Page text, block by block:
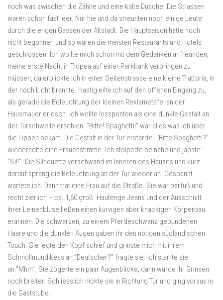
noch was zwischen die Zähne und eine kalte Dusche. Die Strassen
waren schon fast leer. Nur hie und da streunten noch einige Leute
durch die engen Gassen der Altstadt. Die Hauptsaison hatte noch
nicht begonnen und so waren die meisten Restaurants und Hotels
geschlossen. Ich wollte mich schon mit dem Gedanken anfreunden,
meine erste Nacht in Tropea auf einer Parkbank verbringen zu
müssen, da erblickte ich in einer Seitenstrasse eine kleine Trattoria, in
der noch Licht brannte. Hastig eilte ich auf den offenen Eingang zu,
als gerade die Beleuchtung der kleinen Reklametafel an der
Hausmauer erlosch. Ich wollte lossprinten als eine dunkle Gestalt an
der Türschwelle erschien. “Bitte! Spaghetti!” war alles was ich über
die Lippen bekam. Die Gestalt in der Tür erstarrte. “Bitte Spaghetti?”
wiederholte eine Frauenstimme. Ich stolperte beinahe und japste:
“Si!!”. Die Silhouette verschwand im Inneren des Hauses und kurz
darauf sprang die Beleuchtung an der Tür wieder an. Gespannt
wartete ich. Dann trat eine Frau auf die Straße. Sie war barfuß und
recht zierlich – ca. 1,60 groß. Hautenge Jeans und der Ausschnitt
ihrer Leinenbluse ließen einen kurvigen aber knackigen Körperbau
erahnen. Die schwarzen, zu einem Pferdeschwanz gebundenen
Haare und die dunklen Augen gaben ihr den nötigen südländischen
Touch. Sie legte den Kopf schief und grinste mich mit ihrem
Schmollmund kess an:”Deutscher?” fragte sie. Ich starrte sie
an:”Mhm”. Sie zögerte ein paar Augenblicke, dann wurde ihr Grinsen
noch breiter. Schliesslich nickte sie in Richtung Tür und ging voraus in
die Gaststube.